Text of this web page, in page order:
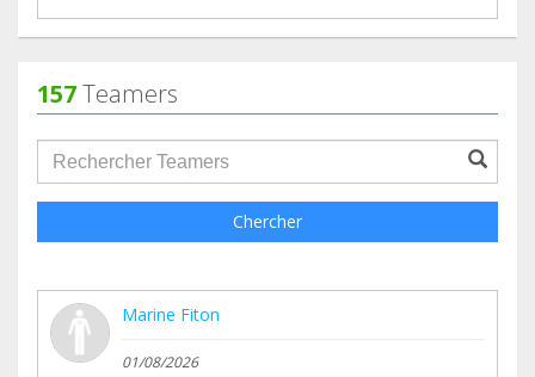
157Teamers
groupProfile.searchForm.search.text???
Chercher
Marine Fiton
01/08/2026